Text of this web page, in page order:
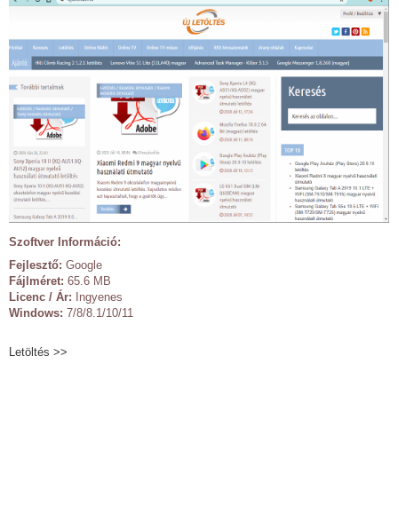
Szoftver Információ:
Fejlesztő: Google
Fájlméret: 65.6 MB
Licenc / Ár: Ingyenes
Windows: 7/8/8.1/10/11
Letöltés >>